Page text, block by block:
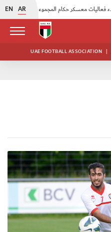
EN AR
انطلاق منافسات بطولة النخبة لحرس الرئاسة |
UAE FOOTBALL ASSOCIATION |